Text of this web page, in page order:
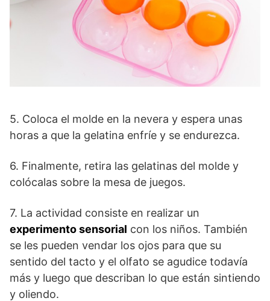
5. Coloca el molde en la nevera y espera unas
horas a que la gelatina enfríe y se endurezca.
6. Finalmente, retira las gelatinas del molde y
colócalas sobre la mesa de juegos.
7. La actividad consiste en realizar un
experimento sensorial con los niños. También
se les pueden vendar los ojos para que su
sentido del tacto y el olfato se agudice todavía
más y luego que describan lo que están sintiendo
y oliendo.